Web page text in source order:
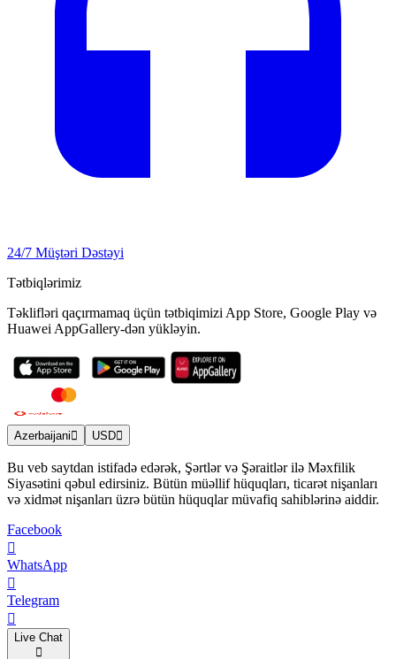
24/7 Müştəri Dəstəyi
Tətbiqlərimiz
Təklifləri qaçırmamaq üçün tətbiqimizi App Store, Google Play və
Huawei AppGallery-dən yükləyin.
Azerbaijani USD
Bu veb saytdan istifadə edərək, Şərtlər və Şəraitlər ilə Məxfilik
Siyasətini qəbul edirsiniz. Bütün müəllif hüquqları, ticarət nişanları
və xidmət nişanları üzrə bütün hüquqlar müvafiq sahiblərinə aiddir.
Facebook
WhatsApp
Telegram
Live Chat